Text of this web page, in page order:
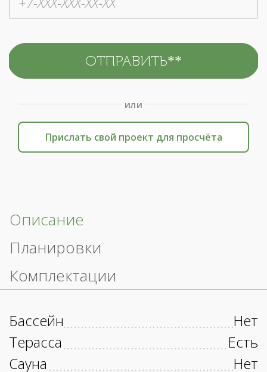
или
Прислать свой проект для просчёта
Описание
Планировки
Комплектации
Бассейн
Нет
Терасса
Есть
Сауна
Нет